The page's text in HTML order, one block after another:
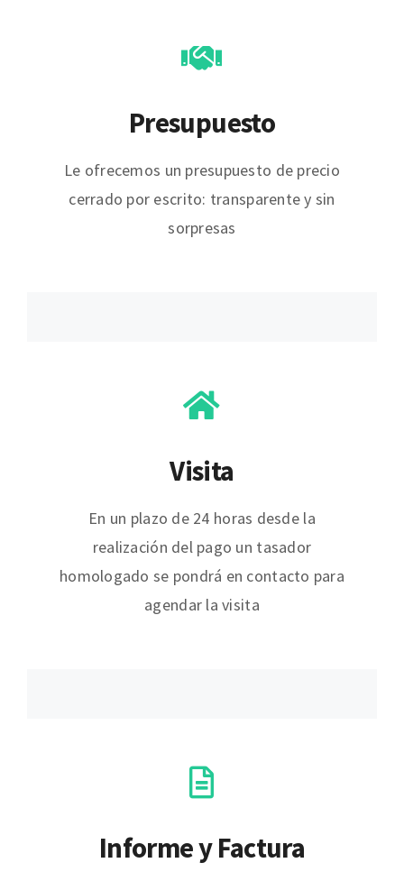
Presupuesto
Le ofrecemos un presupuesto de precio
cerrado por escrito: transparente y sin
sorpresas
Visita
En un plazo de 24 horas desde la
realización del pago un tasador
homologado se pondrá en contacto para
agendar la visita
Informe y Factura